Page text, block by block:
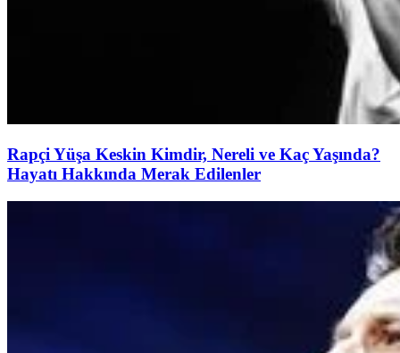
Rapçi Yüşa Keskin Kimdir, Nereli ve Kaç Yaşında?
Hayatı Hakkında Merak Edilenler